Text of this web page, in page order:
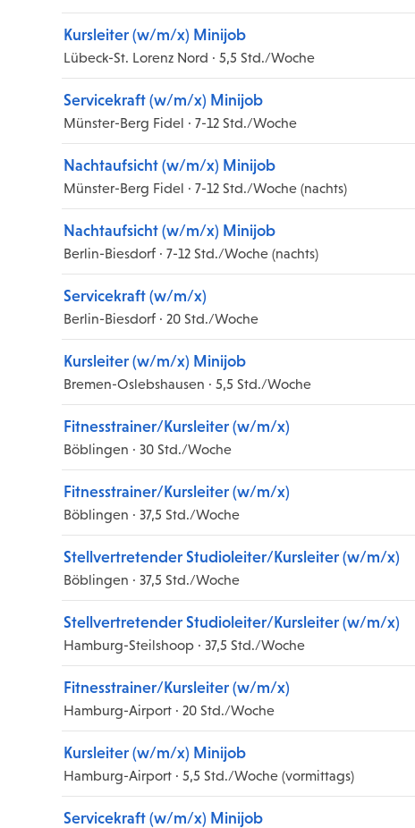
Kursleiter (w/m/x) Minijob
Lübeck-St. Lorenz Nord · 5,5 Std./Woche
Servicekraft (w/m/x) Minijob
Münster-Berg Fidel · 7-12 Std./Woche
Nachtaufsicht (w/m/x) Minijob
Münster-Berg Fidel · 7-12 Std./Woche (nachts)
Nachtaufsicht (w/m/x) Minijob
Berlin-Biesdorf · 7-12 Std./Woche (nachts)
Servicekraft (w/m/x)
Berlin-Biesdorf · 20 Std./Woche
Kursleiter (w/m/x) Minijob
Bremen-Oslebshausen · 5,5 Std./Woche
Fitnesstrainer/Kursleiter (w/m/x)
Böblingen · 30 Std./Woche
Fitnesstrainer/Kursleiter (w/m/x)
Böblingen · 37,5 Std./Woche
Stellvertretender Studioleiter/Kursleiter (w/m/x)
Böblingen · 37,5 Std./Woche
Stellvertretender Studioleiter/Kursleiter (w/m/x)
Hamburg-Steilshoop · 37,5 Std./Woche
Fitnesstrainer/Kursleiter (w/m/x)
Hamburg-Airport · 20 Std./Woche
Kursleiter (w/m/x) Minijob
Hamburg-Airport · 5,5 Std./Woche (vormittags)
Servicekraft (w/m/x) Minijob